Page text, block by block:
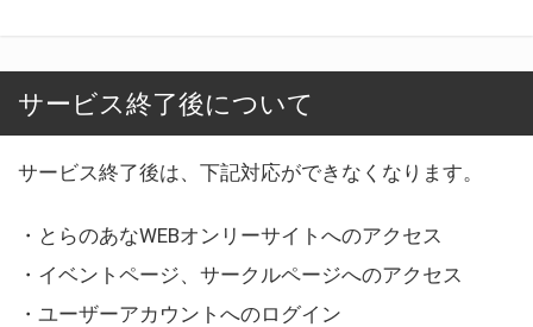
サービス終了後について
サービス終了後は、下記対応ができなくなります。
・とらのあなWEBオンリーサイトへのアクセス
・イベントページ、サークルページへのアクセス
・ユーザーアカウントへのログイン